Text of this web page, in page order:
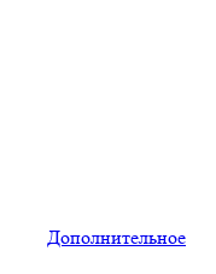
Дополнительное